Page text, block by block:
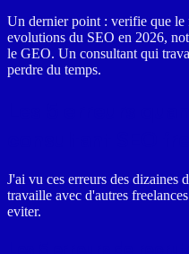
Un dernier point : verifie que le
evolutions du SEO en 2026,
le GEO. Un consultant qui
perdre du temps.
J'ai vu ces erreurs des dizaines
travaille avec d'autres
eviter.